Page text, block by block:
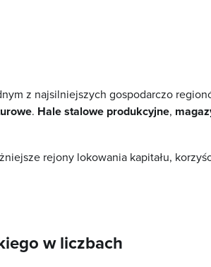
z najsilniejszych gospodarczo
. Hale stalowe produkcyjne,
rejony lokowania kapitału,
w liczbach